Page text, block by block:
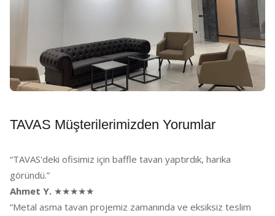
TAVAS Müşterilerimizden Yorumlar
“TAVAS'deki ofisimiz için baffle tavan yaptırdık, harika
göründü.”
Ahmet Y. ★★★★★
“Metal asma tavan projemiz zamanında ve eksiksiz teslim